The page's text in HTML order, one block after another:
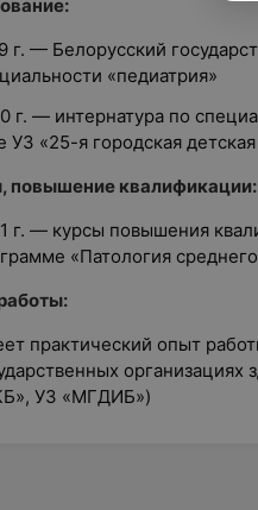
г. — Белорусский
«педиатрия»
г. — интернатура по
УЗ «25-я городская
повышение квалификации:
г. — курсы повышения
«Патология
практический опыт
УЗ «МГДИБ»)